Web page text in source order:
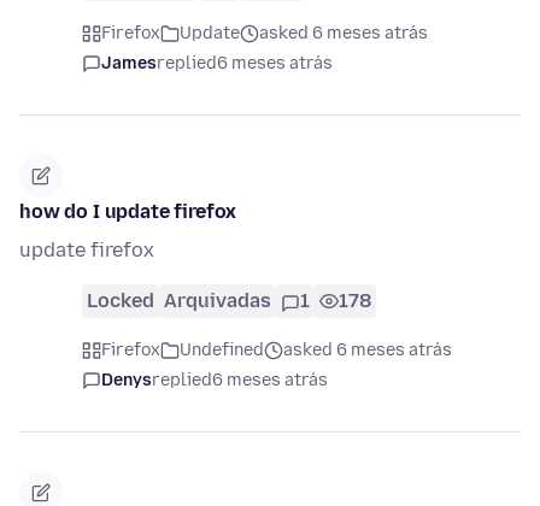
Firefox Update
asked 6 meses atrás
Jamesreplied6 meses atrás
how do I update firefox
update firefox
Locked Arquivadas 1 178
Firefox Undefined
asked 6 meses atrás
Denysreplied6 meses atrás